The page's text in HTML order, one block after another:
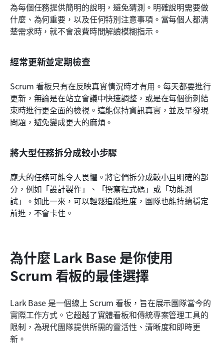
為每個任務提供簡明的說明，避免猜測。明確說明需要做
什麼、為何重要，以及任何特別注意事項。當每個人都清
楚需求時，就不會浪費時間解讀模糊指示。
經常更新並定期檢查
Scrum 看板只有在反映真實情況時才有用。每天都要進行
更新，無論是在站立會議中快速調整，或是在每個衝刺結
束時進行更全面的檢視。這能保持資訊真實，並及早發現
問題，避免變成更大的麻煩。
將大型任務拆分成較小步驟
龐大的任務可能令人畏懼。將它們拆分成較小且明確的部
分，例如「設計製作」、「撰寫程式碼」或「功能測
試」。如此一來，可以輕鬆追蹤進度，團隊也能持續穩定
前進，不會卡住。
為什麼 Lark Base 是你使用
Scrum 看板的最佳選擇
Lark Base 是一個線上 Scrum 看板，旨在展示團隊當今的
實際工作方式。它超越了實體看板和傳統專案管理工具的
限制，為現代團隊提供所需的靈活性、清晰度和即時更
新。